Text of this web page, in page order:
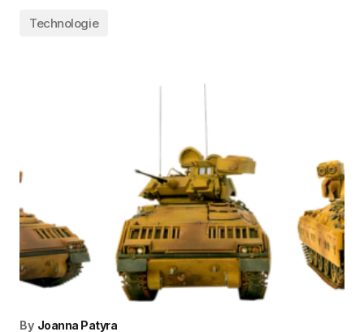
Technologie
By Joanna Patyra